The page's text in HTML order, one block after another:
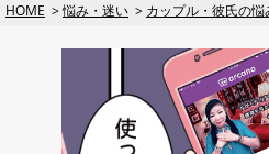
HOME 悩み・迷い カップル・彼氏の悩